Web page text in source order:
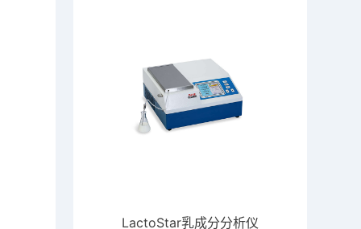
LactoStar乳成分分析仪